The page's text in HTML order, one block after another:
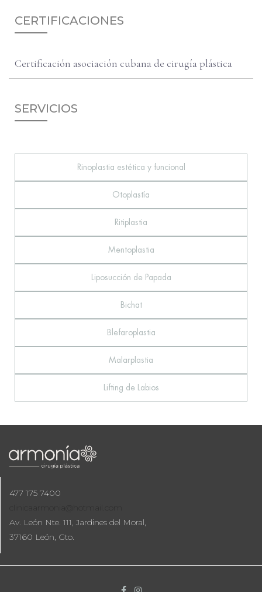
CERTIFICACIONES
Certificación asociación cubana de cirugía plástica
SERVICIOS
Rinoplastia estética y funcional
Otoplastía
Ritiplastia
Mentoplastia
Liposucción de Papada
Bichat
Blefaroplastia
Malarplastia
Lifting de Labios
477 175 7400
clinicaarmonia@hotmail.com
Av. León Nte. 111, Jardines del Moral,
37160 León, Gto.